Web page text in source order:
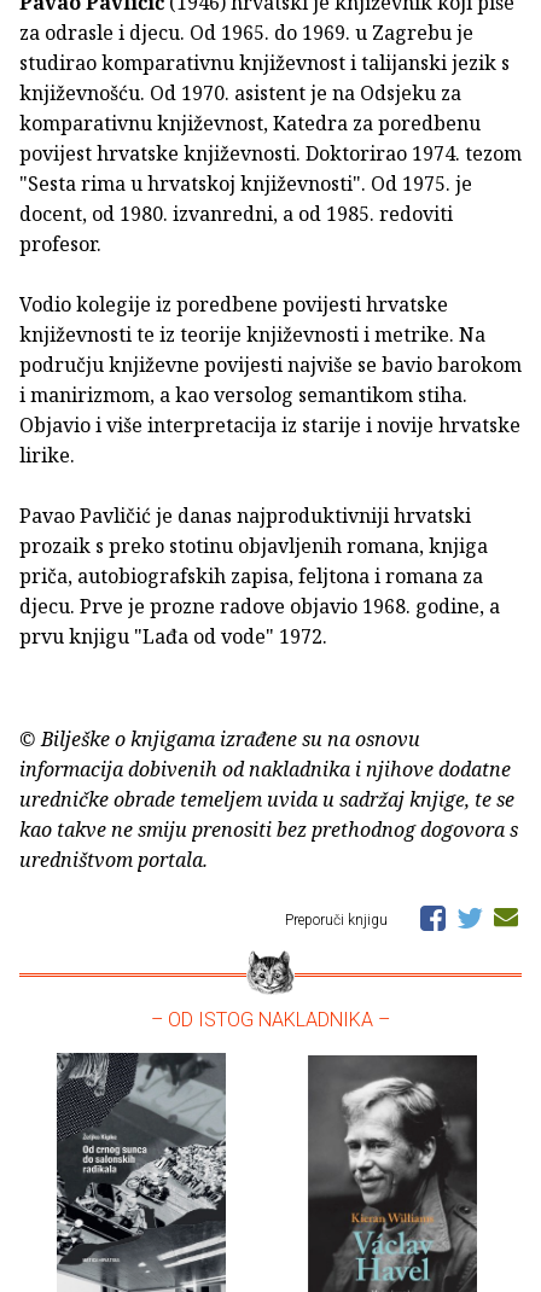
za odrasle i djecu. Od 1965. do 1969. u Zagrebu je
studirao komparativnu književnost i talijanski jezik s
književnošću. Od 1970. asistent je na Odsjeku za
komparativnu književnost, Katedra za poredbenu
povijest hrvatske književnosti. Doktorirao 1974. tezom
"Sesta rima u hrvatskoj književnosti". Od 1975. je
docent, od 1980. izvanredni, a od 1985. redoviti
profesor.
Vodio kolegije iz poredbene povijesti hrvatske
književnosti te iz teorije književnosti i metrike. Na
području književne povijesti najviše se bavio barokom
i manirizmom, a kao versolog semantikom stiha.
Objavio i više interpretacija iz starije i novije hrvatske
lirike.
Pavao Pavličić je danas najproduktivniji hrvatski
prozaik s preko stotinu objavljenih romana, knjiga
priča, autobiografskih zapisa, feljtona i romana za
djecu. Prve je prozne radove objavio 1968. godine, a
prvu knjigu "Lađa od vode" 1972.
© Bilješke o knjigama izrađene su na osnovu
informacija dobivenih od nakladnika i njihove dodatne
uredničke obrade temeljem uvida u sadržaj knjige, te se
kao takve ne smiju prenositi bez prethodnog dogovora s
uredništvom portala.
Preporuči knjigu
– OD ISTOG NAKLADNIKA –